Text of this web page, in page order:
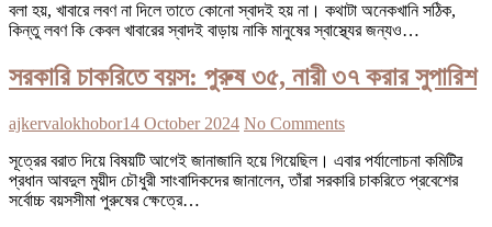
বলা হয়, খাবারে লবণ না দিলে তাতে কোনো স্বাদই হয় না। কথাটা অনেকখানি সঠিক,
কিন্তু লবণ কি কেবল খাবারের স্বাদই বাড়ায় নাকি মানুষের স্বাস্থ্যের জন্যও…
সরকারি চাকরিতে বয়স: পুরুষ ৩৫, নারী ৩৭ করার সুপারিশ
ajkervalokhobor14 October 2024 No Comments
সূত্রের বরাত দিয়ে বিষয়টি আগেই জানাজানি হয়ে গিয়েছিল। এবার পর্যালোচনা কমিটির
প্রধান আবদুল মুয়ীদ চৌধুরী সাংবাদিকদের জানালেন, তাঁরা সরকারি চাকরিতে প্রবেশের
সর্বোচ্চ বয়সসীমা পুরুষের ক্ষেত্রে…